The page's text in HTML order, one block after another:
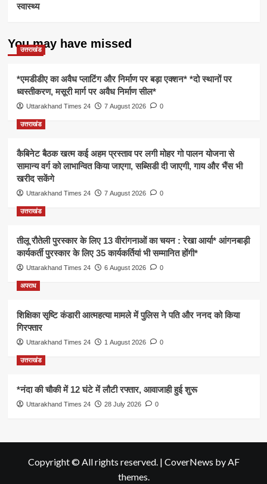
स्वास्थ्य
You may have missed
उत्तराखंड
*एमडीडीए का अवैध प्लाटिंग और निर्माण पर बड़ा एक्शन* *दो स्थानों पर
ध्वस्तीकरण, मसूरी मार्ग पर अवैध निर्माण सील*
Uttarakhand Times 24 7 August 2026 0
उत्तराखंड
कैबिनेट बैठक खत्म कई अहम प्रस्ताव पर लगी मोहर गो पालन योजना से
सामान्य वर्ग को लाभान्वित किया जाएगा, सब्सिडी दी जाएगी, गाय और भैंस भी
खरीद सकेंगे
Uttarakhand Times 24 7 August 2026 0
उत्तराखंड
तीलू रौतेली पुरस्कार के लिए 13 वीरांगनाओं का चयन : रेखा आर्या* आंगनबाड़ी
कार्यकर्ती पुरस्कार के लिए 35 कार्यकर्तियां भी सम्मानित होंगी*
Uttarakhand Times 24 6 August 2026 0
अपराध
शिक्षिका सृष्टि कंडारी आत्महत्या मामले में पुलिस ने पति और ननद को किया
गिरफ्तार
Uttarakhand Times 24 1 August 2026 0
उत्तराखंड
*नंदा की चौकी में 12 घंटे में लौटी रफ्तार, आवाजाही हुई शुरू
Uttarakhand Times 24 28 July 2026 0
Copyright © All rights reserved. | CoverNews by AF
themes.